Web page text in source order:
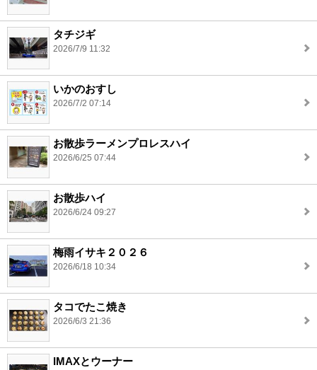
タチジギ
2026/7/9 11:32
いかのおすし
2026/7/2 07:14
お散歩ラーメンプロレスハイ
2026/6/25 07:44
お散歩ハイ
2026/6/24 09:27
梅雨イサキ２０２６
2026/6/18 10:34
タコでたこ焼き
2026/6/3 21:36
IMAXとウーナー